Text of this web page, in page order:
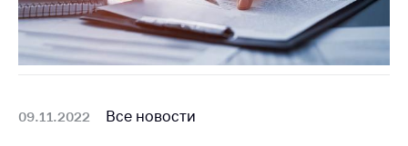
09.11.2022 Все новости